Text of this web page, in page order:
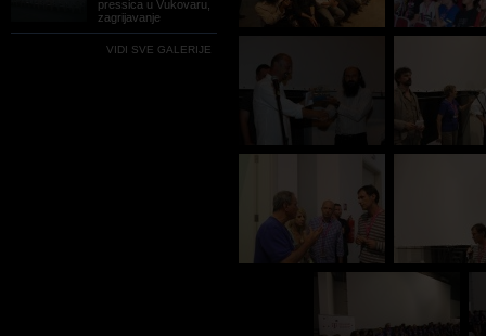
pressica u Vukovaru,
zagrijavanje
VIDI SVE GALERIJE